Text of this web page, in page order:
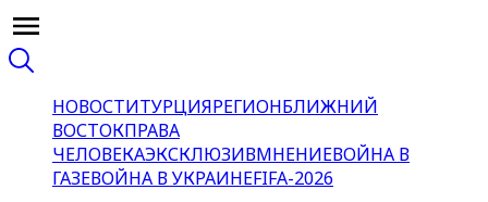
НОВОСТИТУРЦИЯРЕГИОНБЛИЖНИЙ
ВОСТОКПРАВА
ЧЕЛОВЕКАЭКСКЛЮЗИВМНЕНИЕВОЙНА В
ГАЗЕВОЙНА В УКРАИНЕFIFA-2026